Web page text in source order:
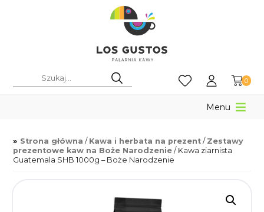
0
Menu
Strona główna / Kawa i herbata na prezent / Zestawy
prezentowe kaw na Boże Narodzenie / Kawa ziarnista
Guatemala SHB 1000g – Boże Narodzenie